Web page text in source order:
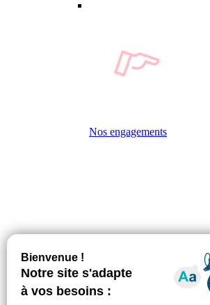
Nos engagements